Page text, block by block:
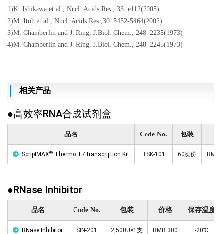
1)K. Ishikawa et al., Nucl. Acids Res., 33: e112(2005)
2)M. Itoh et al., Nucl. Acids Res.,30: 5452-5464(2002)
3)M. Chamberlin and J. Ring, J.Biol. Chem., 248: 2235(1973)
4)M. Chamberlin and J. Ring, J.Biol. Chem., 248: 2245(1973)
相关产品
●高效率RNA合成试剂盒
品名 Code No. 包装
ScriptMAX® Thermo T7 transcription Kit TSK-101 60次份
●RNase Inhibitor
品名 Code No. 包装 价格 保存温度
RNase Inhibitor SIN-201 2,500U×1支 RMB 300 -20℃